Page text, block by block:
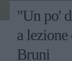
"Un po'
a
Bruni